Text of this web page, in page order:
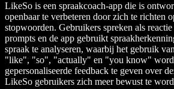
LikeSo is een spraakcoach-app die is
openbaar te verbeteren door zich te richten
stopwoorden. Gebruikers spreken als
prompts en de app gebruikt
spraak te analyseren, waarbij het gebruik
"like", "so", "actually" en "you know"
gepersonaliseerde feedback te geven over
LikeSo gebruikers zich meer bewust te